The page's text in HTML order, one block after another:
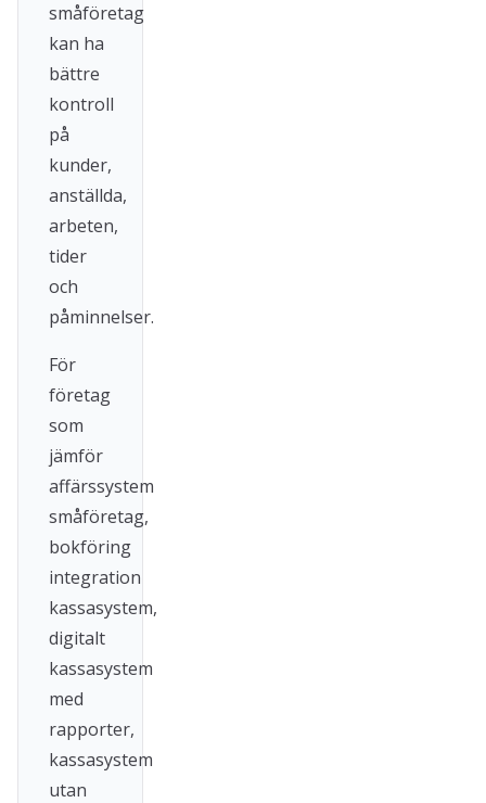
småföretag
kan ha
bättre
kontroll
på
kunder,
anställda,
arbeten,
tider
och
påminnelser.
För
företag
som
jämför
affärssystem
småföretag,
bokföring
integration
kassasystem,
digitalt
kassasystem
med
rapporter,
kassasystem
utan